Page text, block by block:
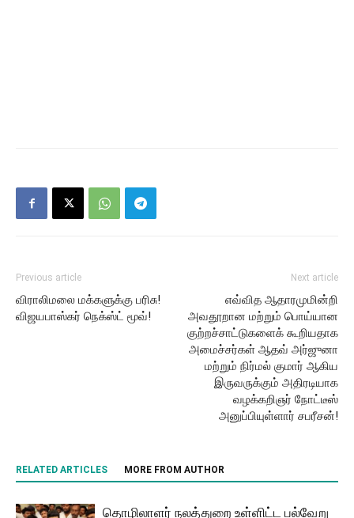
Previous article
விராலிமலை மக்களுக்கு பரிசு!
விஜயபாஸ்கர் நெக்ஸ்ட் மூவ்!
Next article
எவ்வித ஆதாரமுமின்றி
அவதூறான மற்றும் பொய்யான
குற்றச்சாட்டுகளைக் கூறியதாக
அமைச்சர்கள் ஆதவ் அர்ஜுனா
மற்றும் நிர்மல் குமார் ஆகிய
இருவருக்கும் அதிரடியாக
வழக்கறிஞர் நோட்டீஸ்
அனுப்பியுள்ளார் சபரீசன்!
RELATED ARTICLES MORE FROM AUTHOR
தொழிலாளர் நலத்துறை உள்ளிட்ட பல்வேறு